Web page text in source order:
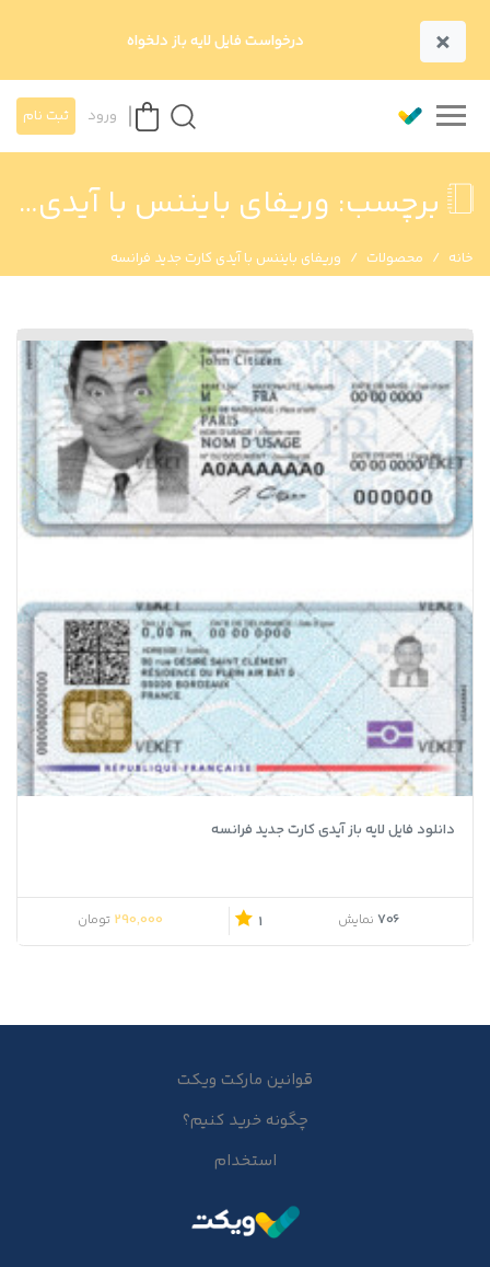
× درخواست فایل لایه باز دلخواه
ورود ثبت نام
برچسب: وریفای بایننس با آیدی کارت جدید فرانسه
خانه محصولات وریفای بایننس با آیدی کارت جدید فرانسه
دانلود فایل لایه باز آیدی کارت جدید فرانسه
706 نمایش 1
290,000 تومان
قوانین مارکت ویکت
چگونه خرید کنیم؟
استخدام